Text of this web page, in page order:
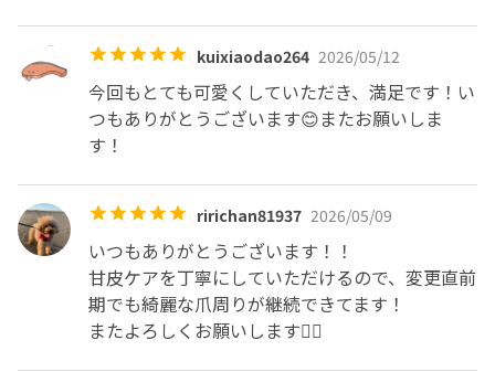
kuixiaodao264 2026/05/12
今回もとても可愛くしていただき、満足です！い
つもありがとうございます😊またお願いしま
す！
ririchan81937 2026/05/09
いつもありがとうございます！！
甘皮ケアを丁寧にしていただけるので、変更直前
期でも綺麗な爪周りが継続できてます！
またよろしくお願いします🙇‍♀️